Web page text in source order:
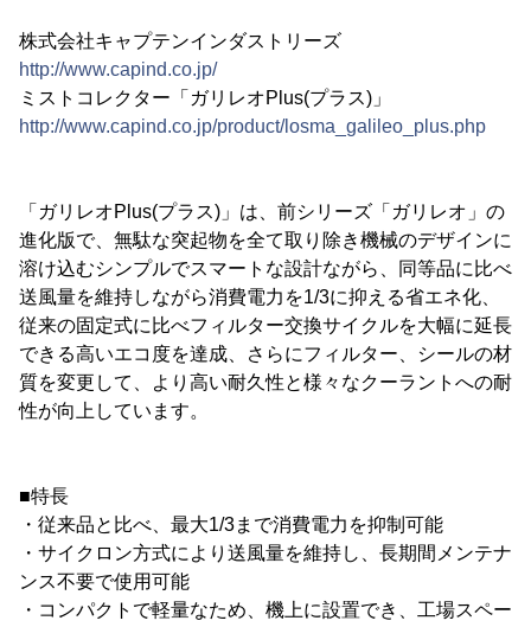
株式会社キャプテンインダストリーズ
http://www.capind.co.jp/
ミストコレクター「ガリレオPlus(プラス)」
http://www.capind.co.jp/product/losma_galileo_plus.php
「ガリレオPlus(プラス)」は、前シリーズ「ガリレオ」の
進化版で、無駄な突起物を全て取り除き機械のデザインに
溶け込むシンプルでスマートな設計ながら、同等品に比べ
送風量を維持しながら消費電力を1/3に抑える省エネ化、
従来の固定式に比べフィルター交換サイクルを大幅に延長
できる高いエコ度を達成、さらにフィルター、シールの材
質を変更して、より高い耐久性と様々なクーラントへの耐
性が向上しています。
■特長
・従来品と比べ、最大1/3まで消費電力を抑制可能
・サイクロン方式により送風量を維持し、長期間メンテナ
ンス不要で使用可能
・コンパクトで軽量なため、機上に設置でき、工場スペー